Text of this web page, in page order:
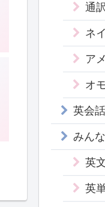
通
ネ
ア
オ
英会
みん
英
英